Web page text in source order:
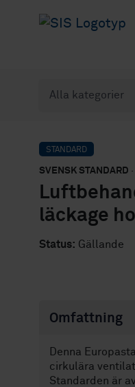
STANDARD
SVENSK STANDARD
läckage
Status: Gällande
Omfattning
Denna
cirkulära
Standarden är